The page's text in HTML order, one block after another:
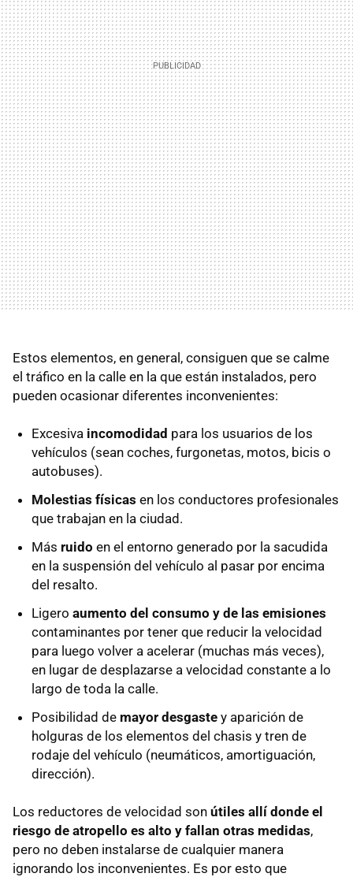
Estos elementos, en general, consiguen que se calme
el tráfico en la calle en la que están instalados, pero
pueden ocasionar diferentes inconvenientes:
Excesiva incomodidad para los usuarios de los
vehículos (sean coches, furgonetas, motos, bicis o
autobuses).
Molestias físicas en los conductores profesionales
que trabajan en la ciudad.
Más ruido en el entorno generado por la sacudida
en la suspensión del vehículo al pasar por encima
del resalto.
Ligero aumento del consumo y de las emisiones
contaminantes por tener que reducir la velocidad
para luego volver a acelerar (muchas más veces),
en lugar de desplazarse a velocidad constante a lo
largo de toda la calle.
Posibilidad de mayor desgaste y aparición de
holguras de los elementos del chasis y tren de
rodaje del vehículo (neumáticos, amortiguación,
dirección).
Los reductores de velocidad son útiles allí donde el
riesgo de atropello es alto y fallan otras medidas,
pero no deben instalarse de cualquier manera
ignorando los inconvenientes. Es por esto que